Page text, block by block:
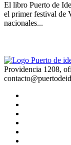
El libro Puerto de
el primer festival de
nacionales...
Providencia 1208,